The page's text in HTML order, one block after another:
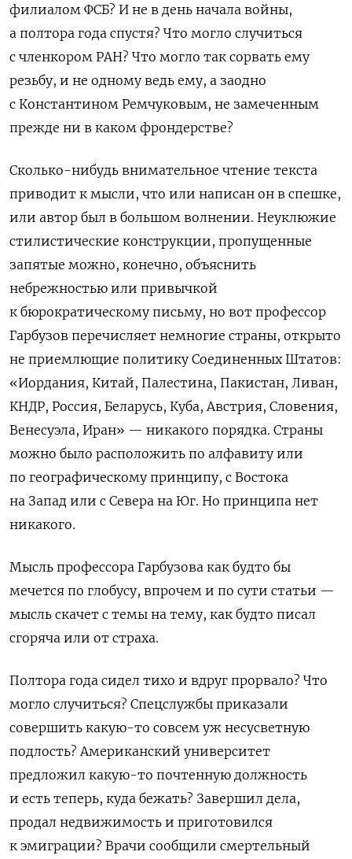
филиалом ФСБ? И не в день начала войны,
а полтора года спустя? Что могло случиться
с членкором РАН? Что могло так сорвать ему
резьбу, и не одному ведь ему, а заодно
с Константином Ремчуковым, не замеченным
прежде ни в каком фрондерстве?
Сколько-нибудь внимательное чтение текста
приводит к мысли, что или написан он в спешке,
или автор был в большом волнении. Неуклюжие
стилистические конструкции, пропущенные
запятые можно, конечно, объяснить
небрежностью или привычкой
к бюрократическому письму, но вот профессор
Гарбузов перечисляет немногие страны, открыто
не приемлющие политику Соединенных Штатов:
«Иордания, Китай, Палестина, Пакистан, Ливан,
КНДР, Россия, Беларусь, Куба, Австрия, Словения,
Венесуэла, Иран» — никакого порядка. Страны
можно было расположить по алфавиту или
по географическому принципу, с Востока
на Запад или с Севера на Юг. Но принципа нет
никакого.
Мысль профессора Гарбузова как будто бы
мечется по глобусу, впрочем и по сути статьи —
мысль скачет с темы на тему, как будто писал
сгоряча или от страха.
Полтора года сидел тихо и вдруг прорвало? Что
могло случиться? Спецслужбы приказали
совершить какую-то совсем уж несусветную
подлость? Американский университет
предложил какую-то почтенную должность
и есть теперь, куда бежать? Завершил дела,
продал недвижимость и приготовился
к эмиграции? Врачи сообщили смертельный